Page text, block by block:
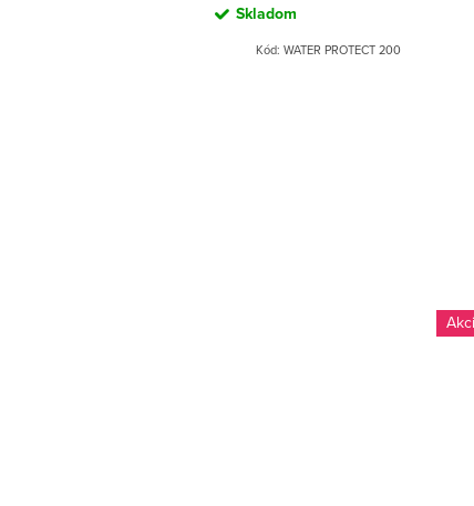
Skladom
Kód: WATER PROTECT 200